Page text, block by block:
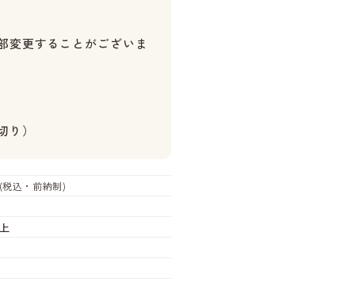
更することがございま
）
(税込・前納制)